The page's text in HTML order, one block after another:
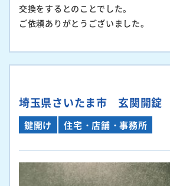
交換をするとのことでした。
ご依頼ありがとうございました。
埼玉県さいたま市 玄関開錠
鍵開け 住宅・店舗・事務所